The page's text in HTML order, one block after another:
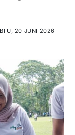
20 JUNI 2026